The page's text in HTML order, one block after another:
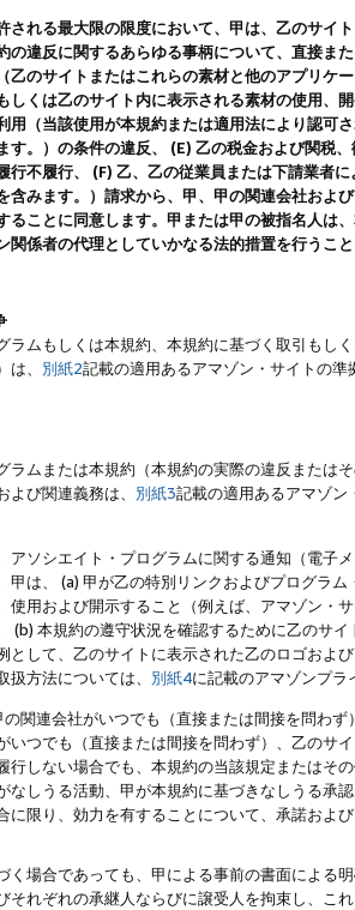
される最大限の限度において、甲は、乙のサイ
の違反に関するあらゆる事柄について、直接ま
乙のサイトまたはこれらの素材と他のアプリ
しくは乙のサイト内に表示される素材の使用、
用（当該使用が本規約または適用法により認可
す。）の条件の違反、 (E) 乙の税金および関税
行不履行、 (F) 乙、乙の従業員または下請業者
含みます。）請求から、甲、甲の関連会社およ
ることに同意します。甲または甲の被指名人は
関係者の代理としていかなる法的措置を行うこ
ラムもしくは本規約、本規約に基づく取引もし
、 別紙2記載の適用あるアマゾン・サイトの
ラムまたは本規約（本規約の実際の違反または
び関連義務は、 別紙3記載の適用あるアマゾン
アソシエイト・プログラムに関する通知（電子
甲は、 (a) 甲が乙の特別リンクおよびプログラ
使用および開示すること（例えば、アマゾン・
(b) 本規約の遵守状況を確認するために乙のサ
として、乙のサイトに表示された乙のロゴおよ
方法については、 別紙4に記載のアマゾンプ
の関連会社がいつでも（直接または間接を問わ
いつでも（直接または間接を問わず）、乙のサ
行しない場合でも、本規約の当該規定またはそ
なしうる活動、甲が本規約に基づきなしうる承
に限り、効力を有することについて、承諾およ
く場合であっても、甲による事前の書面による
それぞれの承継人ならびに譲受人を拘束し、こ